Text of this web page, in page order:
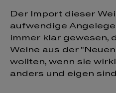
Der Import dieser
aufwendige
immer klar gewesen,
Weine aus der
wollten, wenn sie
anders und eigen